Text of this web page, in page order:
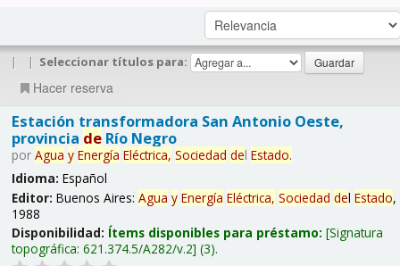
| | Seleccionar títulos para:
Hacer reserva
Estación transformadora San Antonio Oeste,
provincia deRío Negro
por Agua y Energía Eléctrica, Sociedad del Estado.
Idioma: Español
Editor: Buenos Aires: Agua y Energía Eléctrica, Sociedad del Estado,
1988
Disponibilidad: Ítems disponibles para préstamo: Signatura
topográfica: 621.374.5/A282/v.2 (3).